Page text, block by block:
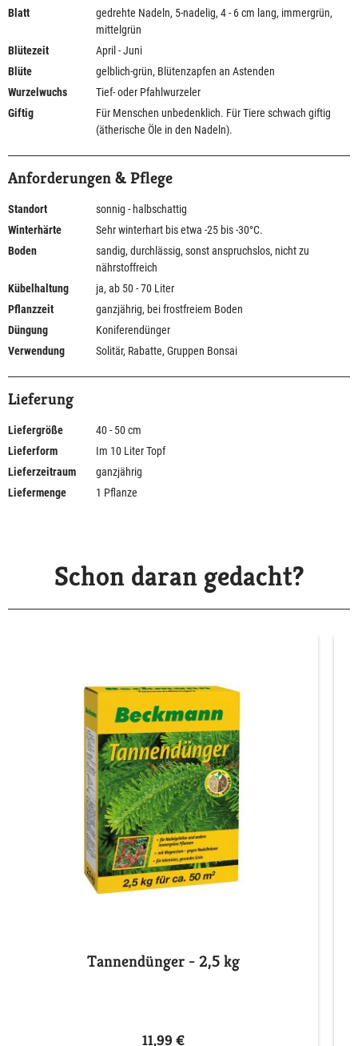
Blatt
gedrehte Nadeln, 5-nadelig, 4 - 6 cm lang, immergrün,
mittelgrün
Blütezeit
April - Juni
Blüte
gelblich-grün, Blütenzapfen an Astenden
Wurzelwuchs
Tief- oder Pfahlwurzeler
Giftig
Für Menschen unbedenklich. Für Tiere schwach giftig
(ätherische Öle in den Nadeln).
Anforderungen & Pflege
Standort
sonnig - halbschattig
Winterhärte
Sehr winterhart bis etwa -25 bis -30°C.
Boden
sandig, durchlässig, sonst anspruchslos, nicht zu
nährstoffreich
Kübelhaltung
ja, ab 50 - 70 Liter
Pflanzzeit
ganzjährig, bei frostfreiem Boden
Düngung
Koniferendünger
Verwendung
Solitär, Rabatte, Gruppen Bonsai
Lieferung
Liefergröße
40 - 50 cm
Lieferform
Im 10 Liter Topf
Lieferzeitraum
ganzjährig
Liefermenge
1 Pflanze
Schon daran gedacht?
Tannendünger - 2,5 kg
11,99 €